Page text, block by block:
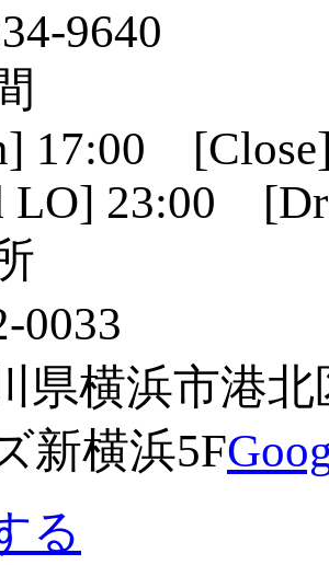
9640
17:00
LO] 23:00
0033
県横浜市港北
新横浜5F
る